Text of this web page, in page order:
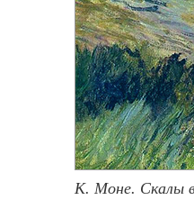
К. Моне. Скалы